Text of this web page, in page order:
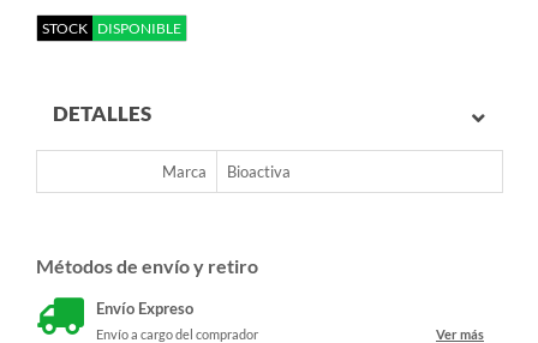
STOCK DISPONIBLE
DETALLES
Marca Bioactiva
Métodos de envío y retiro
Envío Expreso
Envío a cargo del comprador Ver más